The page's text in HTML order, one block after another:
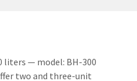
liters — model: BH-300
two and three-unit